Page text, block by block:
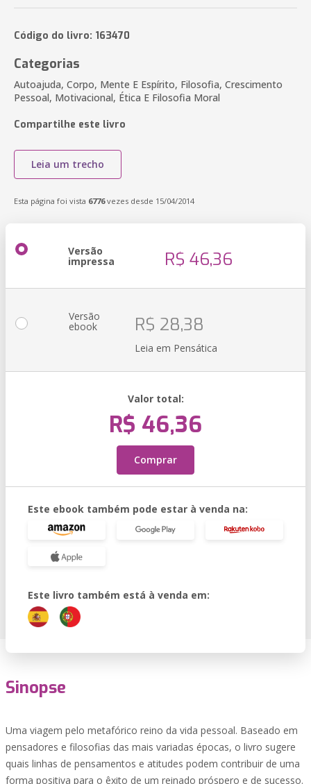
Código do livro: 163470
Categorias
Autoajuda, Corpo, Mente E Espírito, Filosofia, Crescimento
Pessoal, Motivacional, Ética E Filosofia Moral
Compartilhe este livro
Leia um trecho
Esta página foi vista 6776vezes desde 15/04/2014
Versão
impressa R$ 46,36
Versão
ebook R$ 28,38
Leia em Pensática
Valor total:
R$ 46,36
Comprar
Este ebook também pode estar à venda na:
Este livro também está à venda em:
Sinopse
Uma viagem pelo metafórico reino da vida pessoal. Baseado em
pensadores e filosofias das mais variadas épocas, o livro sugere
quais linhas de pensamentos e atitudes podem contribuir de uma
forma positiva para o êxito de um reinado próspero e de sucesso.